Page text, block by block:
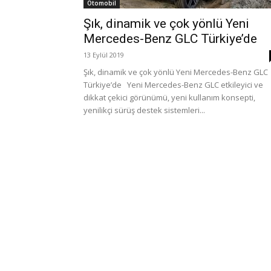
Otomobil
Şık, dinamik ve çok yönlü Yeni
Mercedes-Benz GLC Türkiye’de
13 Eylül 2019
Şık, dinamik ve çok yönlü Yeni Mercedes-Benz GLC
Türkiye’de Yeni Mercedes-Benz GLC etkileyici ve
dikkat çekici görünümü, yeni kullanım konsepti,
yenilikçi sürüş destek sistemleri...